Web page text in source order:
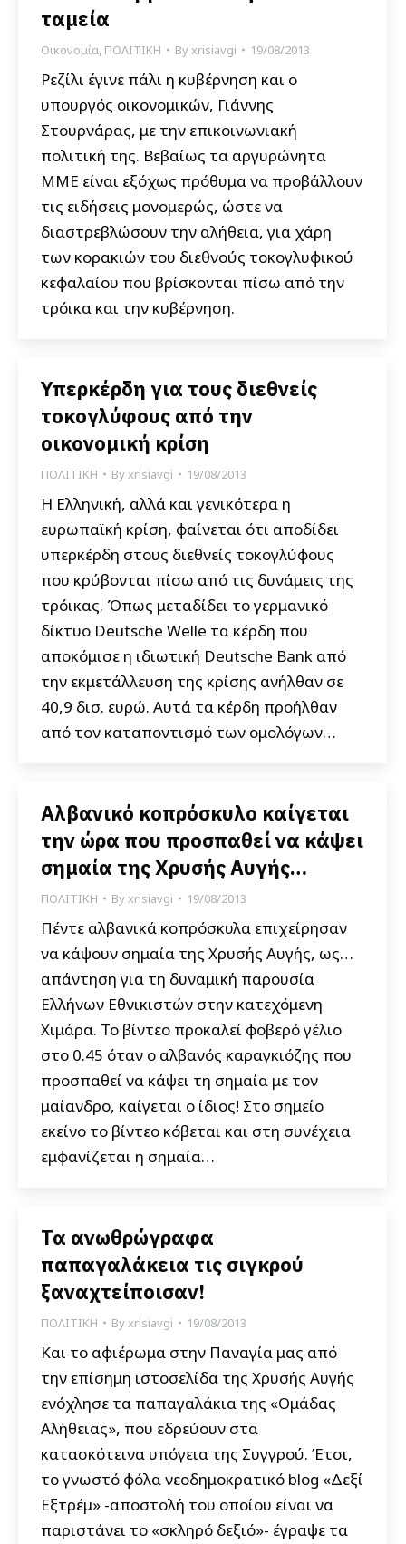
ταμεία
Οικονομία, ΠΟΛΙΤΙΚΗ Byxrisiavgi 19/08/2013
Ρεζίλι έγινε πάλι η κυβέρνηση και ο
υπουργός οικονομικών, Γιάννης
Στουρνάρας, με την επικοινωνιακή
πολιτική της. Βεβαίως τα αργυρώνητα
ΜΜΕ είναι εξόχως πρόθυμα να προβάλλουν
τις ειδήσεις μονομερώς, ώστε να
διαστρεβλώσουν την αλήθεια, για χάρη
των κορακιών του διεθνούς τοκογλυφικού
κεφαλαίου που βρίσκονται πίσω από την
τρόικα και την κυβέρνηση.
Υπερκέρδη για τους διεθνείς
τοκογλύφους από την
οικονομική κρίση
ΠΟΛΙΤΙΚΗ Byxrisiavgi 19/08/2013
Η Ελληνική, αλλά και γενικότερα η
ευρωπαϊκή κρίση, φαίνεται ότι αποδίδει
υπερκέρδη στους διεθνείς τοκογλύφους
που κρύβονται πίσω από τις δυνάμεις της
τρόικας. Όπως μεταδίδει το γερμανικό
δίκτυο Deutsche Welle τα κέρδη που
αποκόμισε η ιδιωτική Deutsche Bank από
την εκμετάλλευση της κρίσης ανήλθαν σε
40,9 δισ. ευρώ. Αυτά τα κέρδη προήλθαν
από τον καταποντισμό των ομολόγων…
Αλβανικό κοπρόσκυλο καίγεται
την ώρα που προσπαθεί να κάψει
σημαία της Χρυσής Αυγής…
ΠΟΛΙΤΙΚΗ Byxrisiavgi 19/08/2013
Πέντε αλβανικά κοπρόσκυλα επιχείρησαν
να κάψουν σημαία της Χρυσής Αυγής, ως…
απάντηση για τη δυναμική παρουσία
Ελλήνων Εθνικιστών στην κατεχόμενη
Χιμάρα. Το βίντεο προκαλεί φοβερό γέλιο
στο 0.45 όταν ο αλβανός καραγκιόζης που
προσπαθεί να κάψει τη σημαία με τον
μαίανδρο, καίγεται ο ίδιος! Στο σημείο
εκείνο το βίντεο κόβεται και στη συνέχεια
εμφανίζεται η σημαία…
Τα ανωθρώγραφα
παπαγαλάκεια τις σιγκρού
ξαναχτείποισαν!
ΠΟΛΙΤΙΚΗ Byxrisiavgi 19/08/2013
Και το αφιέρωμα στην Παναγία μας από
την επίσημη ιστοσελίδα της Χρυσής Αυγής
ενόχλησε τα παπαγαλάκια της «Ομάδας
Αλήθειας», που εδρεύουν στα
κατασκότεινα υπόγεια της Συγγρού. Έτσι,
το γνωστό φόλα νεοδημοκρατικό blog «Δεξί
Εξτρέμ» -αποστολή του οποίου είναι να
παριστάνει το «σκληρό δεξιό»- έγραψε τα